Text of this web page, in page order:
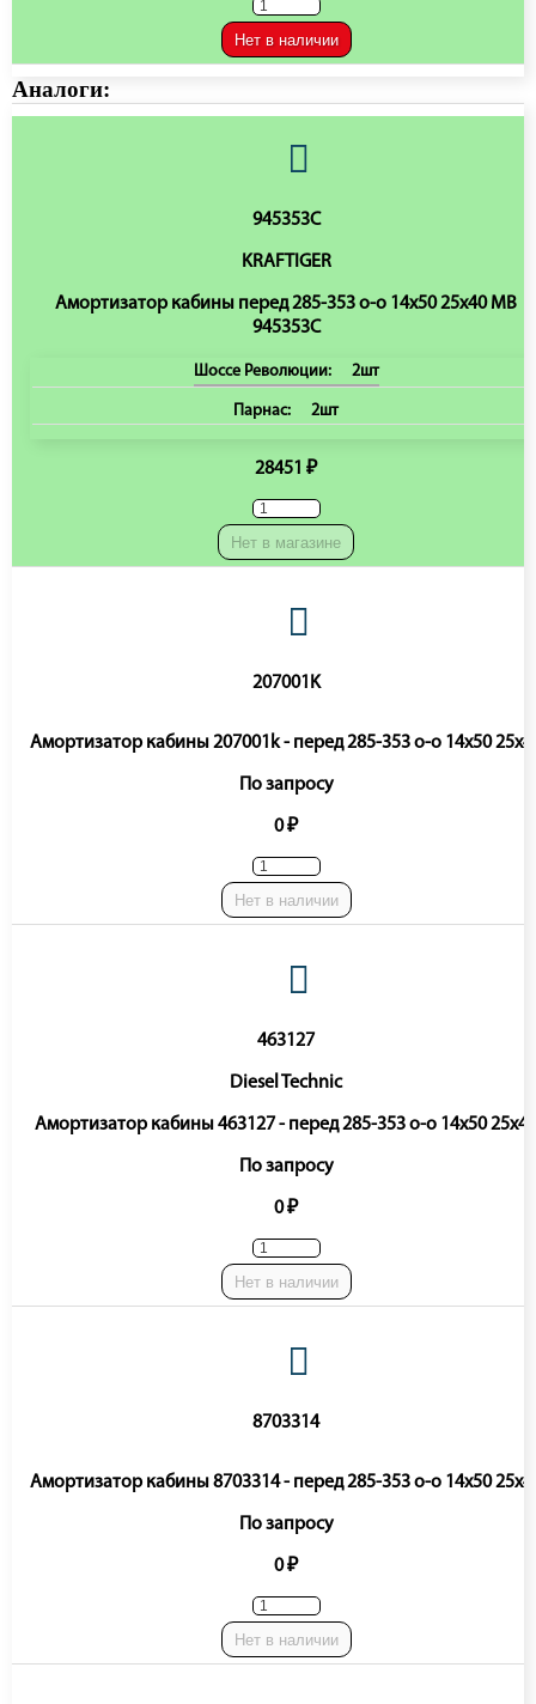
Нет в наличии
Аналоги:
945353C
KRAFTIGER
Амортизатор кабины перед 285-353 o-o 14x50 25x40 MB
945353C
Шоссе Революции: 2шт
Парнас: 2шт
28451 ₽
Нет в магазине
207001K
Амортизатор кабины 207001k - перед 285-353 o-o 14x50
По запросу
0 ₽
Нет в наличии
463127
Diesel Technic
Амортизатор кабины 463127 - перед 285-353 o-o 14x50 25x40
По запросу
0 ₽
Нет в наличии
8703314
Амортизатор кабины 8703314 - перед 285-353 o-o 14x50
По запросу
0 ₽
Нет в наличии